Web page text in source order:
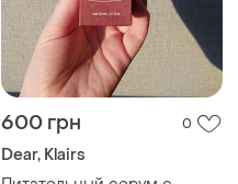
600 грн 0
Dear, Klairs